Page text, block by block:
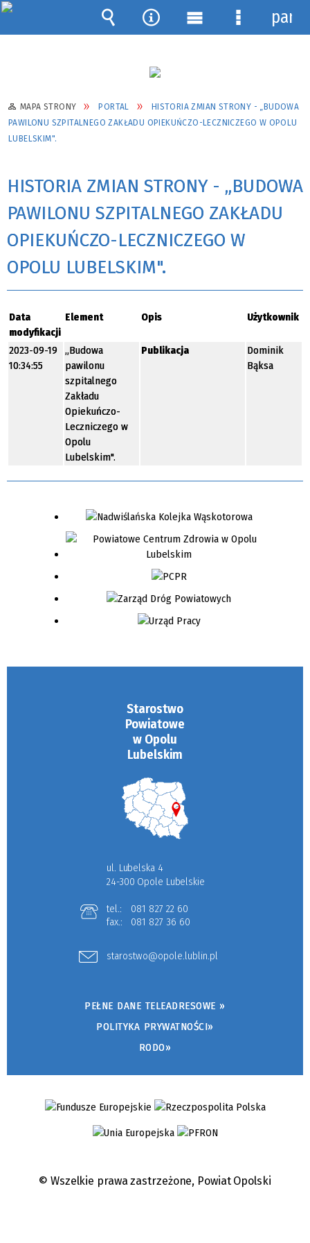
MAPA STRONY PORTAL
HISTORIA ZMIAN STRONY - „BUDOWA
PAWILONU SZPITALNEGO ZAKŁADU OPIEKUŃCZO-LECZNICZEGO W OPOLU
LUBELSKIM".
HISTORIA ZMIAN STRONY - „BUDOWA
PAWILONU SZPITALNEGO ZAKŁADU
OPIEKUŃCZO-LECZNICZEGO W
OPOLU LUBELSKIM".
Data
modyfikacji
Element Opis Użytkownik
2023-09-19
10:34:55
„Budowa
pawilonu
szpitalnego
Zakładu
Opiekuńczo-
Leczniczego w
Opolu
Lubelskim".
Publikacja
Dominik
Bąksa
Starostwo
Powiatowe
w Opolu
Lubelskim
ul. Lubelska 4
24-300 Opole Lubelskie
tel.:
081 827 22 60
fax.:
081 827 36 60
starostwo@opole.lublin.pl
PEŁNE DANE TELEADRESOWE »
POLITYKA PRYWATNOŚCI»
RODO»
© Wszelkie prawa zastrzeżone, Powiat Opolski
Wyszukiwarka
Narzędzia
Menu Menu
panel